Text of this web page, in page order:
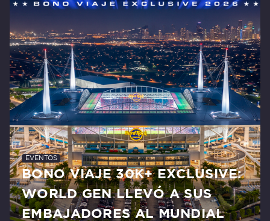
EVENTOS
BONO VIAJE 30K+ EXCLUSIVE:
WORLD GEN LLEVÓ A SUS
EMBAJADORES AL MUNDIAL